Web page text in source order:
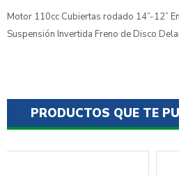
Motor 110cc Cubiertas rodado 14”-12”
Suspensión Invertida Freno de Disco
PRODUCTOS QUE TE